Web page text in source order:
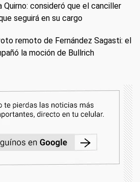
Quirno: consideró que el canciller
seguirá en su cargo
remoto de Fernández Sagasti: el
la moción de Bullrich